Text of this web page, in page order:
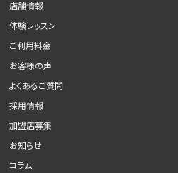
店舗情報
体験レッスン
ご利用料金
お客様の声
よくあるご質問
採用情報
加盟店募集
お知らせ
コラム